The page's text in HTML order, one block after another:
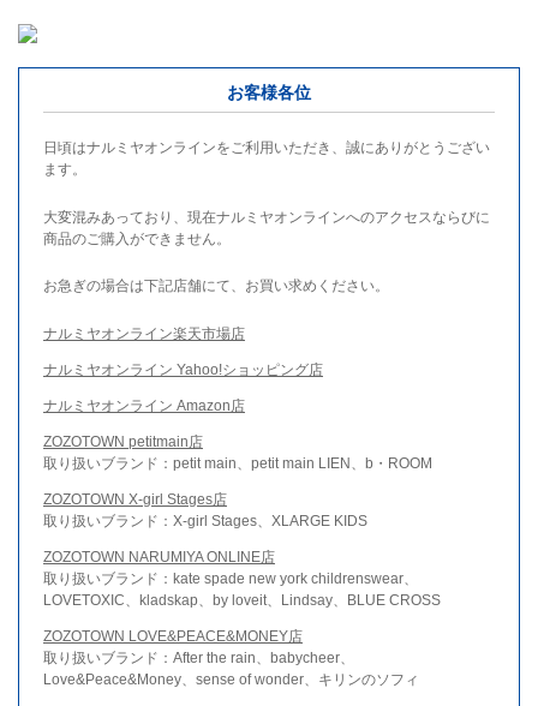
お客様各位
日頃はナルミヤオンラインをご利用いただき、誠にありがとうござい
ます。
大変混みあっており、現在ナルミヤオンラインへのアクセスならびに
商品のご購入ができません。
お急ぎの場合は下記店舗にて、お買い求めください。
ナルミヤオンライン楽天市場店
ナルミヤオンライン Yahoo!ショッピング店
ナルミヤオンライン Amazon店
ZOZOTOWN petitmain店
取り扱いブランド：petit main、petit main LIEN、b・ROOM
ZOZOTOWN X-girl Stages店
取り扱いブランド：X-girl Stages、XLARGE KIDS
ZOZOTOWN NARUMIYA ONLINE店
取り扱いブランド：kate spade new york childrenswear、
LOVETOXIC、kladskap、by loveit、Lindsay、BLUE CROSS
ZOZOTOWN LOVE&PEACE&MONEY店
取り扱いブランド：After the rain、babycheer、
Love&Peace&Money、sense of wonder、キリンのソフィ